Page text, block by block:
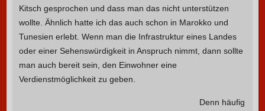
Kitsch gesprochen und dass man das nicht unterstützen
wollte. Ähnlich hatte ich das auch schon in Marokko und
Tunesien erlebt. Wenn man die Infrastruktur eines Landes
oder einer Sehenswürdigkeit in Anspruch nimmt, dann sollte
man auch bereit sein, den Einwohner eine
Verdienstmöglichkeit zu geben.
Denn häufig